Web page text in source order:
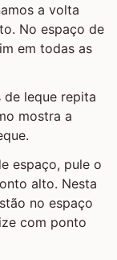
a volta
No espaço de
em todas as
leque repita
mostra a
espaço, pule o
alto. Nesta
no espaço
com ponto